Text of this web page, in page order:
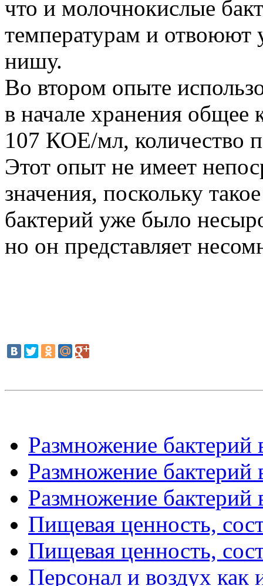
что и молочнокислые
температурам и отвоюют
нишу.
Во втором опыте
в начале хранения общее
107 КОЕ/мл, количество
Этот опыт не имеет
значения, поскольку
бактерий уже было
но он представляет
Размножение
Размножение
Размножение
Пищевая ценность,
Пищевая ценность,
Персонал и воздух как